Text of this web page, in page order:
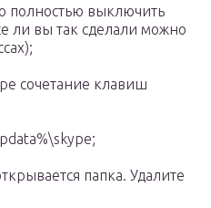
полностью выключить
ли вы так сделали можно
сочетание клавиш
папка. Удалите